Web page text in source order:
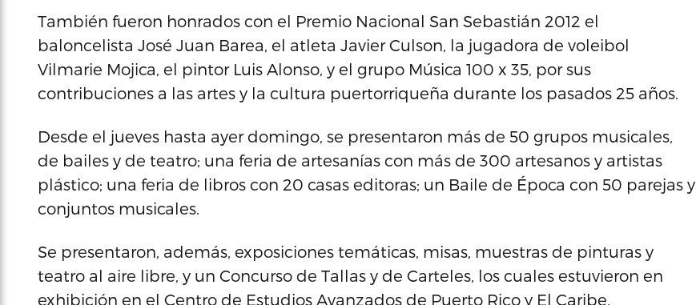
También fueron honrados con el Premio Nacional San Sebastián 2012 el
baloncelista José Juan Barea, el atleta Javier Culson, la jugadora de voleibol
Vilmarie Mojica, el pintor Luis Alonso, y el grupo Música 100 x 35, por sus
contribuciones a las artes y la cultura puertorriqueña durante los pasados 25 años.
Desde el jueves hasta ayer domingo, se presentaron más de 50 grupos musicales,
de bailes y de teatro; una feria de artesanías con más de 300 artesanos y artistas
plástico; una feria de libros con 20 casas editoras; un Baile de Época con 50 parejas y
conjuntos musicales.
Se presentaron, además, exposiciones temáticas, misas, muestras de pinturas y
teatro al aire libre, y un Concurso de Tallas y de Carteles, los cuales estuvieron en
exhibición en el Centro de Estudios Avanzados de Puerto Rico y El Caribe.